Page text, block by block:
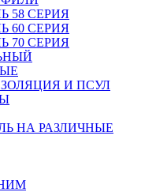
58 СЕРИЯ
60 СЕРИЯ
70 СЕРИЯ
И ПСУЛ
НА РАЗЛИЧНЫЕ